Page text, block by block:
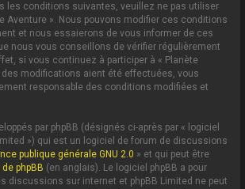
les conditions suivantes, veuillez ne pas utiliser
Aventure ». Nous pouvons modifier ces conditions
et nous essaierons de vous informer de ces
nous vous conseillons de vérifier régulièrement
si vous continuez à participer à « Planète
des modifications aient été effectuées, vous
responsable des conditions modifiées et
par phpBB (désignés ci-après par « logiciel
») qui est un logiciel de forum de discussions
publique générale GNU 2.0 » et qui peut être
de phpBB (en anglais). Le logiciel phpBB a pour
discussions sur internet et phpBB Limited ne peut